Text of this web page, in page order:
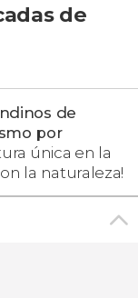
de
de
por
única en la
la naturaleza!